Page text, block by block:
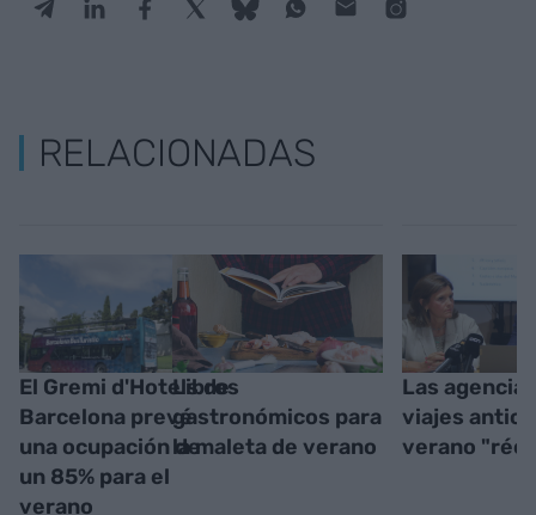
RELACIONADAS
El Gremi d'Hotels de
Barcelona prevé
una ocupación de
un 85% para el
verano
Libros
gastronómicos para
la maleta de verano
Las
viajes
verano